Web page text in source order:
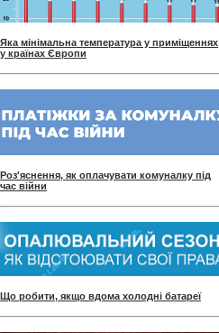
Яка мінімальна температура у приміщеннях
у країнах Європи
Роз'яснення, як оплачувати комуналку під
час війни
Що робити, якщо вдома холодні батареї